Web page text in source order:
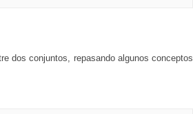
dos conjuntos, repasando algunos conceptos